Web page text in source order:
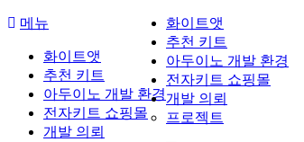
콘 메뉴
화이트앳
추천 키트
아두이노 개발 환경
전자키트 쇼핑몰
개발 의뢰
화이트앳
추천 키트
아두이노 개발 환경
전자키트 쇼핑몰
개발 의뢰
프로젝트